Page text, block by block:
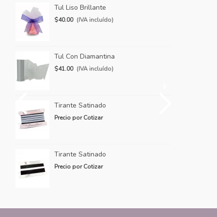
Tul Liso Brillante
$40.00 (IVA incluído)
Tul Con Diamantina
$41.00 (IVA incluído)
Tirante Satinado
Precio por Cotizar
Tirante Satinado
Precio por Cotizar